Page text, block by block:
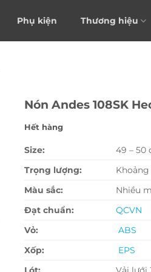
Phụ kiện Thương hiệu
Nón Andes 108SK
Hết hàng
Size:
49 – 50
Trọng lượng:
Khoảng
Màu sắc:
Nhiều
Đạt chuẩn:
QCVN
Vỏ:
ABS
Xốp:
EPS